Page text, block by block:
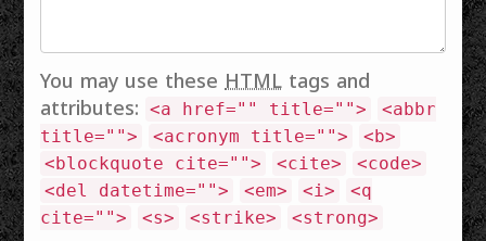
You may use theseHTML tags and
attributes:
<a href="" title="">
<abbr
title="">
<acronym title="">
<b>
<blockquote cite="">
<cite>
<code>
<del datetime="">
<em> <i>
<q
cite="">
<s> <strike> <strong>